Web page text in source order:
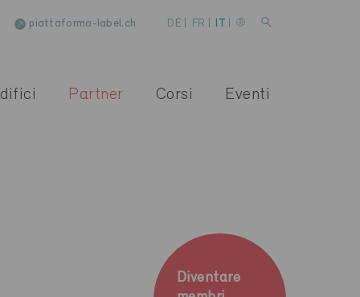
piattaforma-label.ch DE FR IT
Partner Corsi Eventi
Diventare